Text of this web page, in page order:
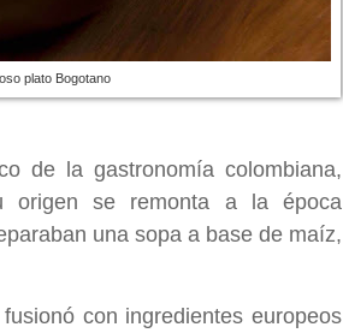
plato Bogotano
de la gastronomía colombiana,
origen se remonta a la época
una sopa a base de maíz,
con ingredientes europeos